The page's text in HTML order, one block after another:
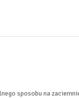
sposobu na